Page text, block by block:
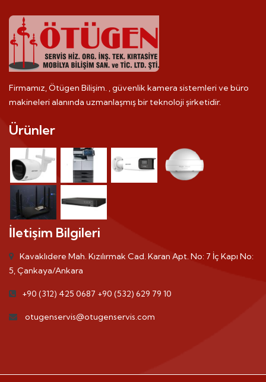
Firmamız, Ötügen Bilişim. , güvenlik kamera sistemleri ve büro
makineleri alanında uzmanlaşmış bir teknoloji şirketidir.
Ürünler
İletişim Bilgileri
Kavaklıdere Mah. Kızılırmak Cad. Karan Apt. No: 7 İç Kapı No:
5, Çankaya/Ankara
+90 (312) 425 0687 +90 (532) 629 79 10
otugenservis@otugenservis.com